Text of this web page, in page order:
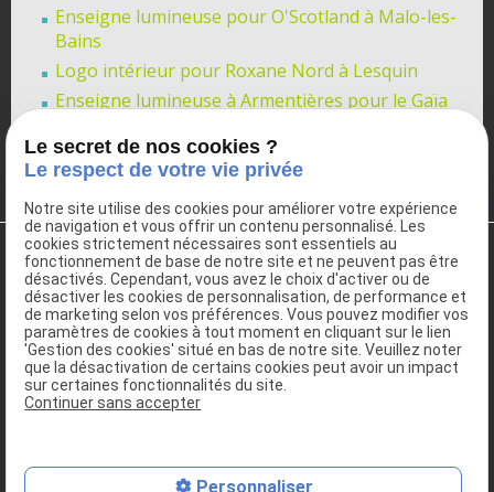
Enseigne lumineuse pour O'Scotland à Malo-les-
Bains
Logo intérieur pour Roxane Nord à Lesquin
Enseigne lumineuse à Armentières pour le Gaïa
Voir toutes les actualités
6, rue de la Chapelle Grenier62840 FLEURBAIX
Le secret de nos cookies ?
Le respect de votre vie privée
Notre site utilise des cookies pour améliorer votre expérience
de navigation et vous offrir un contenu personnalisé. Les
cookies strictement nécessaires sont essentiels au
fonctionnement de base de notre site et ne peuvent pas être
désactivés. Cependant, vous avez le choix d'activer ou de
désactiver les cookies de personnalisation, de performance et
de marketing selon vos préférences. Vous pouvez modifier vos
paramètres de cookies à tout moment en cliquant sur le lien
'Gestion des cookies' situé en bas de notre site. Veuillez noter
que la désactivation de certains cookies peut avoir un impact
sur certaines fonctionnalités du site.
Continuer sans accepter
Personnaliser